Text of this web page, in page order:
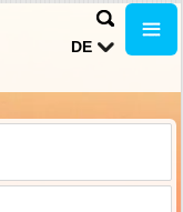
DE